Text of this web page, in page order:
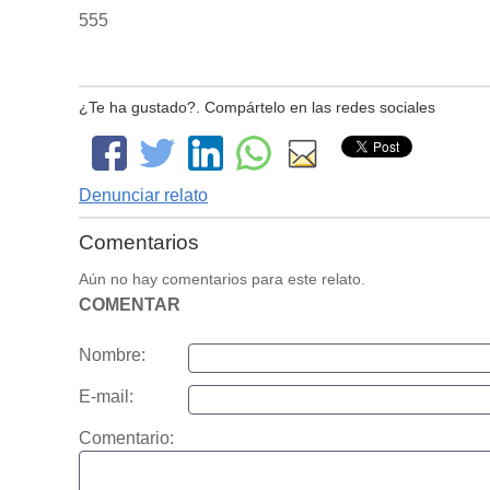
555
¿Te ha gustado?. Compártelo en las redes sociales
Denunciar relato
Comentarios
Aún no hay comentarios para este relato.
COMENTAR
Nombre:
E-mail:
Comentario: